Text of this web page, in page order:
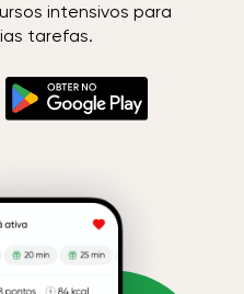
intensivos para
tarefas.